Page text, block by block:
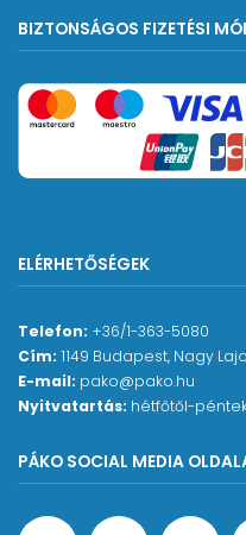
BIZTONSÁGOS FIZETÉSI
ELÉRHETŐSÉGEK
Telefon: +36/1-363-5080
Cím: 1149 Budapest, Nagy
E-mail: pako@pako.hu
Nyitvatartás: hétfőtől-
PÁKO SOCIAL MEDIA